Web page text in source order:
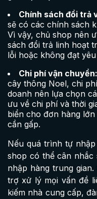
Chính sách đổi trả
sẽ có các chính sách
Vì vậy, chủ shop nên
sách đổi trả linh hoạt
lỗi hoặc không đạt
Chi phí vận chuyển:
cây thông Noel, chi
doanh nên lựa chọn
ưu về chi phí và thời
biển cho đơn hàng
cần gấp.
Nếu quá trình tự
shop có thể cân nhắc
nhập hàng trung
trợ xử lý mọi vấn đề
kiếm nhà cung cấp,